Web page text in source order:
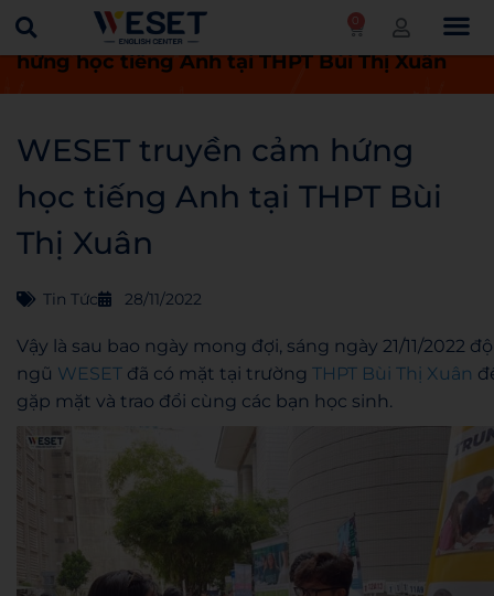
0
Trang chủ Tin tức
WESET truyền cảm
hứng học tiếng Anh tại THPT Bùi Thị Xuân
WESET truyền cảm hứng
học tiếng Anh tại THPT Bùi
Thị Xuân
Tin Tức 28/11/2022
Vậy là sau bao ngày mong đợi, sáng ngày 21/11/2022
ngũ WESET đã có mặt tại trường THPT Bùi Thị Xuân
gặp mặt và trao đổi cùng các bạn học sinh.